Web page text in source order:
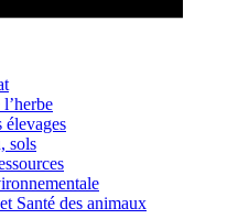
élevages
sols
Santé des animaux